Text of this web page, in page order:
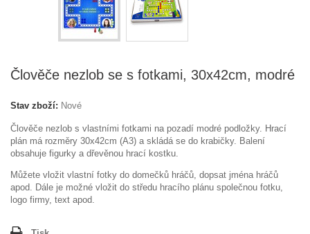
Člověče nezlob se s fotkami, 30x42cm, modré
Stav zboží: Nové
Člověče nezlob s vlastními fotkami na pozadí modré podložky. Hrací
plán má rozměry 30x42cm (A3) a skládá se do krabičky. Balení
obsahuje figurky a dřevěnou hrací kostku.
Můžete vložit vlastní fotky do domečků hráčů, dopsat jména hráčů
apod. Dále je možné vložit do středu hracího plánu společnou fotku,
logo firmy, text apod.